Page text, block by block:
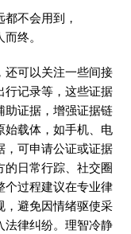
不会用到，
终。
还可以关注一些间接
行记录等，这些证据
助证据，增强证据链
始载体，如手机、电
，可申请公证或证据
的日常行踪、社交圈
个过程建议在专业律
，避免因情绪驱使采
法律纠纷。理智冷静